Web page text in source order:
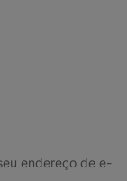
endereço de e-